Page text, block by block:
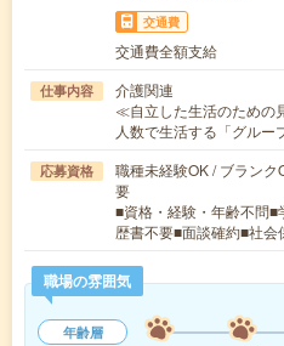
交通費
交通費全額支給
仕事内容
介護関連
≪自立した生活のための
人数で生活する「グル
応募資格
職種未経験OK / ブラン
要
■資格・経験・年齢不問
歴書不要■面談確約■社
職場の雰囲気
年齢層